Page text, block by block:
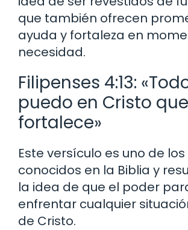
que también ofrecen
ayuda y fortaleza en
necesidad.
Filipenses 4:13:
puedo en Cristo
fortalece»
Este versículo es uno de
conocidos en la Biblia y
la idea de que el poder
enfrentar cualquier
de Cristo.